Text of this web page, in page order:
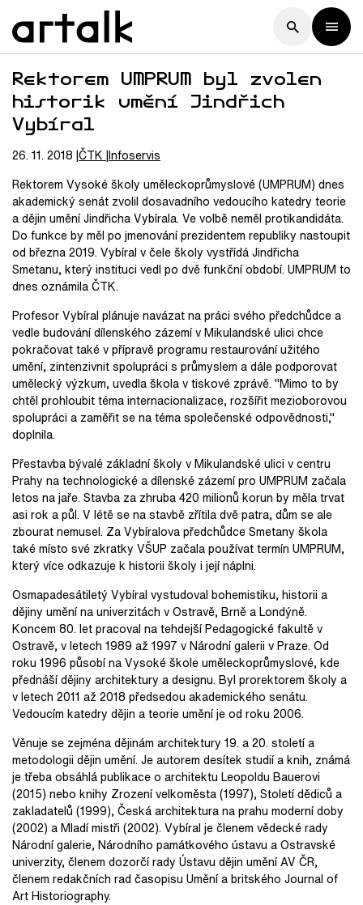
Rektorem UMPRUM byl zvolen
historik umění Jindřich
Vybíral
26. 11. 2018 ČTK Infoservis
Rektorem Vysoké školy uměleckoprůmyslové (UMPRUM) dnes
akademický senát zvolil dosavadního vedoucího katedry teorie
a dějin umění Jindřicha Vybírala. Ve volbě neměl protikandidáta.
Do funkce by měl po jmenování prezidentem republiky nastoupit
od března 2019. Vybíral v čele školy vystřídá Jindřicha
Smetanu, který instituci vedl po dvě funkční období. UMPRUM to
dnes oznámila ČTK.
Profesor Vybíral plánuje navázat na práci svého předchůdce a
vedle budování dílenského zázemí v Mikulandské ulici chce
pokračovat také v přípravě programu restaurování užitého
umění, zintenzivnit spolupráci s průmyslem a dále podporovat
umělecký výzkum, uvedla škola v tiskové zprávě. "Mimo to by
chtěl prohloubit téma internacionalizace, rozšířit mezioborovou
spolupráci a zaměřit se na téma společenské odpovědnosti,"
doplnila.
Přestavba bývalé základní školy v Mikulandské ulici v centru
Prahy na technologické a dílenské zázemí pro UMPRUM začala
letos na jaře. Stavba za zhruba 420 milionů korun by měla trvat
asi rok a půl. V létě se na stavbě zřítila dvě patra, dům se ale
zbourat nemusel. Za Vybíralova předchůdce Smetany škola
také místo své zkratky VŠUP začala používat termín UMPRUM,
který více odkazuje k historii školy i její náplni.
Osmapadesátiletý Vybíral vystudoval bohemistiku, historii a
dějiny umění na univerzitách v Ostravě, Brně a Londýně.
Koncem 80. let pracoval na tehdejší Pedagogické fakultě v
Ostravě, v letech 1989 až 1997 v Národní galerii v Praze. Od
roku 1996 působí na Vysoké škole uměleckoprůmyslové, kde
přednáší dějiny architektury a designu. Byl prorektorem školy a
v letech 2011 až 2018 předsedou akademického senátu.
Vedoucím katedry dějin a teorie umění je od roku 2006.
Věnuje se zejména dějinám architektury 19. a 20. století a
metodologii dějin umění. Je autorem desítek studií a knih, známá
je třeba obsáhlá publikace o architektu Leopoldu Bauerovi
(2015) nebo knihy Zrození velkoměsta (1997), Století dědiců a
zakladatelů (1999), Česká architektura na prahu moderní doby
(2002) a Mladí mistři (2002). Vybíral je členem vědecké rady
Národní galerie, Národního památkového ústavu a Ostravské
univerzity, členem dozorčí rady Ústavu dějin umění AV ČR,
členem redakčních rad časopisu Umění a britského Journal of
Art Historiography.